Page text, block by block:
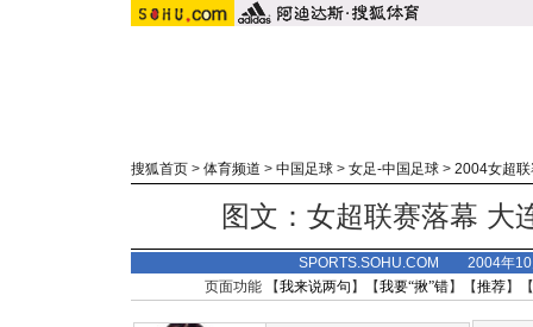
搜狐首页 > 体育频道 > 中国足球 > 女足-中国足球 > 2004女超联
图文：女超联赛落幕 大
SPORTS.SOHU.COM 2004年
页面功能 【我来说两句 】【我要“揪”错】【推荐】